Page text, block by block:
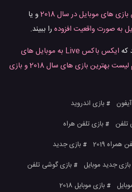
های موبایل در سال 2018
و یا
را ببیند.
که
ایکس باکس Live به موبایل های
اعلام لیست بهترین بازی های سال 2018 و بازی
# بازی اندروید
تلفن # بازی تلفن هراه
همراه 2019 # بازی جدید
بازی جدید موبایل # بازی گوشی تلفن
# بازی موبایل 2018